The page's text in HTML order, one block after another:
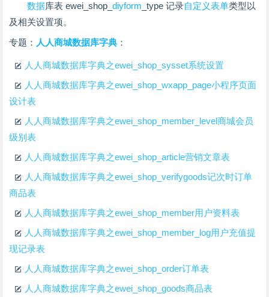
数据库表 ewei_shop_ diyform _type 记录自定义表单类型以
及相关设置项。
专题： 人人商城数据库字典 ：
人人商城数据库字典之ewei_shop_sysset系统设置
人人商城数据库字典之ewei_shop_wxapp_page小程序页面
设计表
人人商城数据库字典之ewei_shop_member_level商城会员
级别表
人人商城数据库字典之ewei_shop_article营销文章表
人人商城数据库字典之ewei_shop_verifygoods记次时订单
商品表
人人商城数据库字典之ewei_shop_member用户资料表
人人商城数据库字典之ewei_shop_member_log用户充值提
现记录表
人人商城数据库字典之ewei_shop_order订单表
人人商城数据库字典之ewei_shop_goods商品表